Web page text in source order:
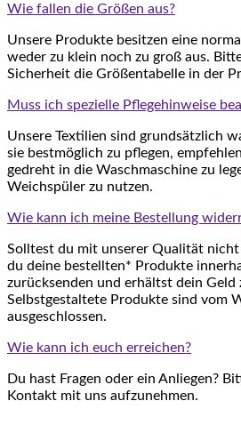
Wie fallen die Größen aus?
Unsere Produkte besitzen eine
weder zu klein noch zu groß aus.
Sicherheit die Größentabelle in der
Muss ich spezielle Pflegehinweise
Unsere Textilien sind grundsätzlich
sie bestmöglich zu pflegen,
gedreht in die Waschmaschine zu
Weichspüler zu nutzen.
Wie kann ich meine Bestellung
Solltest du mit unserer Qualität
du deine bestellten* Produkte
zurücksenden und erhältst dein Geld
Selbstgestaltete Produkte sind vom
ausgeschlossen.
Wie kann ich euch erreichen?
Du hast Fragen oder ein Anliegen?
Kontakt mit uns aufzunehmen.